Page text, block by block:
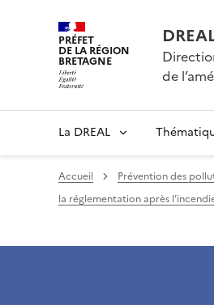
PRÉFET
DE LA RÉGION
BRETAGNE
de
La DREAL
Accueil Prévention des
la réglementation après